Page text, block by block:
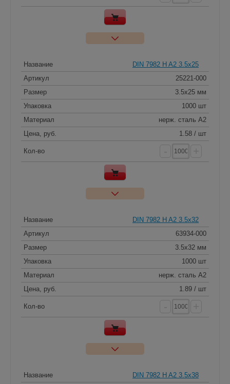
Название
DIN 7982 H A2 3.5x25
Артикул
25221-000
Размер
3.5x25 мм
Упаковка
1000 шт
Материал
нерж. сталь A2
Цена, руб.
1.58 / шт
Кол-во
Название
DIN 7982 H A2 3.5x32
Артикул
63934-000
Размер
3.5x32 мм
Упаковка
1000 шт
Материал
нерж. сталь A2
Цена, руб.
1.89 / шт
Кол-во
Название
DIN 7982 H A2 3.5x38